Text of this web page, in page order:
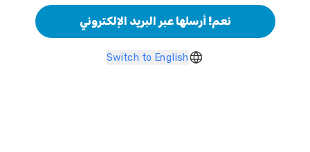
نعم! أرسلها عبر البريد الإلكتروني
Switch to English